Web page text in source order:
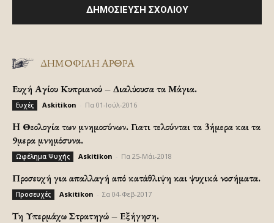
ΔΗΜΟΦΙΛΗ ΑΡΘΡΑ
Ευχή Αγίου Κυπριανού – Διαλύουσα τα Μάγια.
Ευχές Askitikon Πα 01-Ιούλ-2016
H Θεολογία των μνημοσύνων. Γιατι τελούνται τα 3ήμερα και τα
9μερα μνημόσυνα.
Ωφέλημα Ψυχής Askitikon Πα 25-Μάι-2018
Προσευχή για απαλλαγή από κατάθλιψη και ψυχικά νοσήματα.
Προσευχές Askitikon Σα 04-Φεβ-2017
Τη Υπερμάχω Στρατηγώ – Εξήγηση.